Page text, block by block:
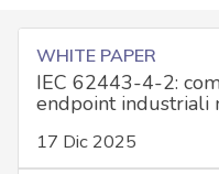
WHITE PAPER
IEC 62443-4-2:
endpoint industriali
17 Dic 2025